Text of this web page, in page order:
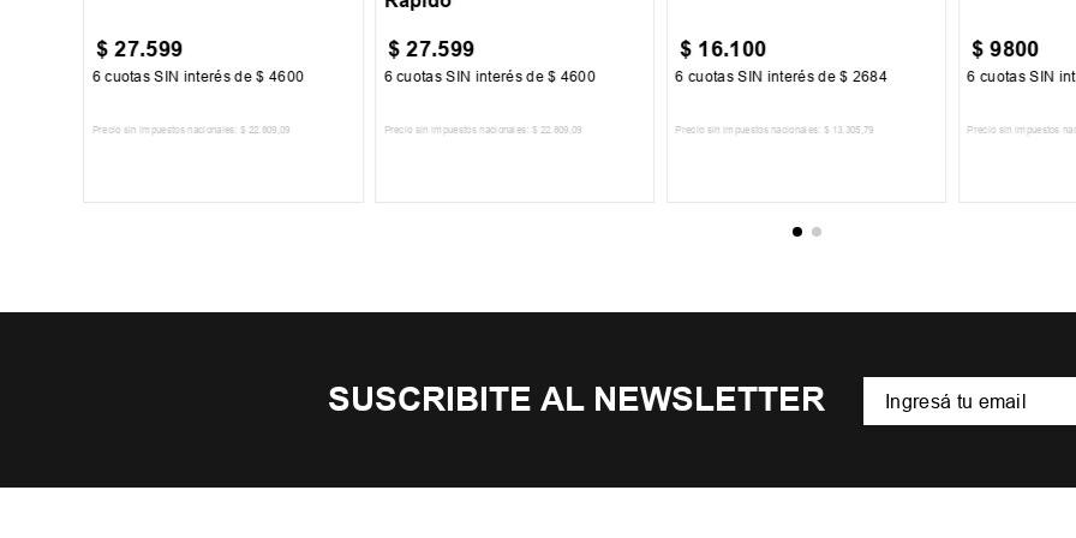
$ 27.599
6 cuotas SIN interés de$ 4600
Precio sin impuestos nacionales: $ 22.809 ,09
$ 27.599
6 cuotas SIN interés de$ 4600
Precio sin impuestos nacionales: $ 22.809 ,09
$ 16.100
6 cuotas SIN interés de$ 2684
Precio sin impuestos nacionales: $ 13.305 ,79
$ 9800
6 cuotas SIN
Precio sin impuestos
SUSCRIBITE AL NEWSLETTER